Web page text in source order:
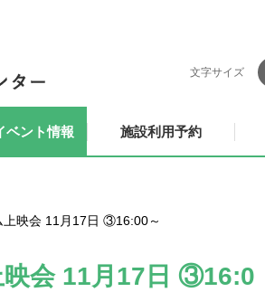
文字サイズ
ベント情報 施設利用予約
上映会 11月17日 ③16:00～
映会 11月17日 ③16:0